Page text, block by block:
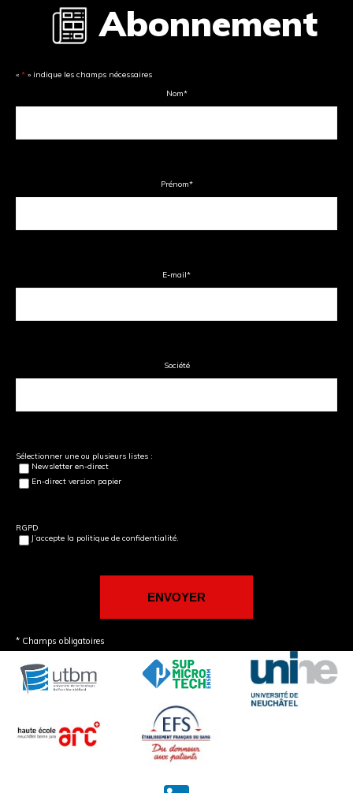
Abonnement
« * » indique les champs nécessaires
Nom*
Prénom*
E-mail*
Société
Sélectionner une ou plusieurs listes :
Newsletter en-direct
En-direct version papier
RGPD
J’accepte la politique de confidentialité.
* Champs obligatoires